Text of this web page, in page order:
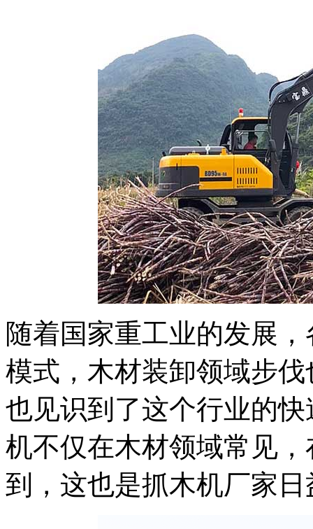
随着国家重工业的发展
模式，木材装卸领域步
也见识到了这个行业的
机不仅在木材领域常见
到，这也是抓木机厂家